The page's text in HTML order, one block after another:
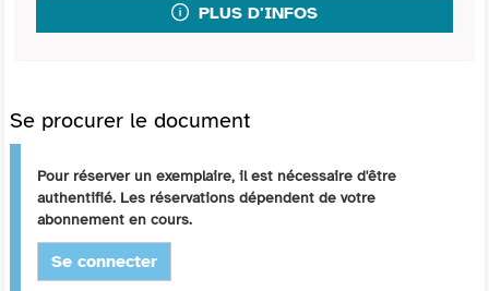
PLUS D'INFOS
Se procurer le document
Pour réserver un exemplaire, il est nécessaire d'être
authentifié. Les réservations dépendent de votre
abonnement en cours.
Se connecter